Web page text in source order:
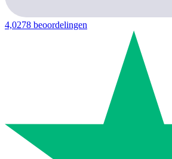
4,0278 beoordelingen